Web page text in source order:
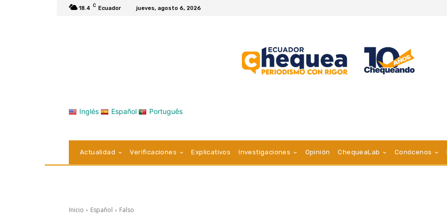
18.4 C Ecuador jueves, agosto 6, 2026
Inglés Español Português
Actualidad Verificaciones Explicativos Investigaciones Opinión ChequeaLab Conócenos
Inicio Español Falso